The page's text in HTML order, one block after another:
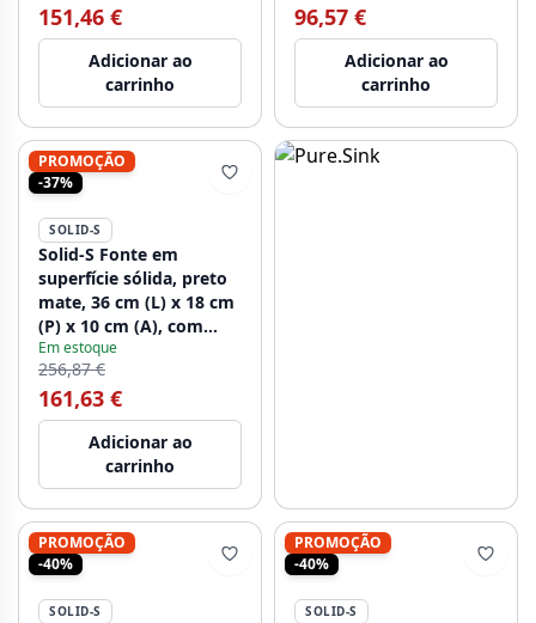
151,46 €
Adicionar ao
carrinho
96,57 €
Adicionar ao
carrinho
PROMOÇÃO
-37%
SOLID-S
Solid-S Fonte em
superfície sólida, preto
mate, 36 cm (L) x 18 cm
(P) x 10 cm (A), com
tampa, modelo à
esquerda, sem orifício
para torneira,
1208954157
Em estoque
256,87 €
161,63 €
Adicionar ao
carrinho
PROMOÇÃO
-40%
SOLID-S
PROMOÇÃO
-40%
SOLID-S